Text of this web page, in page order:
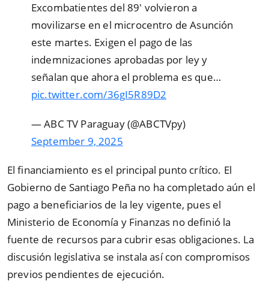
Excombatientes del 89′ volvieron a
movilizarse en el microcentro de Asunción
este martes. Exigen el pago de las
indemnizaciones aprobadas por ley y
señalan que ahora el problema es que…
pic.twitter.com/36gI5R89D2
— ABC TV Paraguay (@ABCTVpy)
September 9, 2025
El financiamiento es el principal punto crítico. El
Gobierno de Santiago Peña no ha completado aún el
pago a beneficiarios de la ley vigente, pues el
Ministerio de Economía y Finanzas no definió la
fuente de recursos para cubrir esas obligaciones. La
discusión legislativa se instala así con compromisos
previos pendientes de ejecución.